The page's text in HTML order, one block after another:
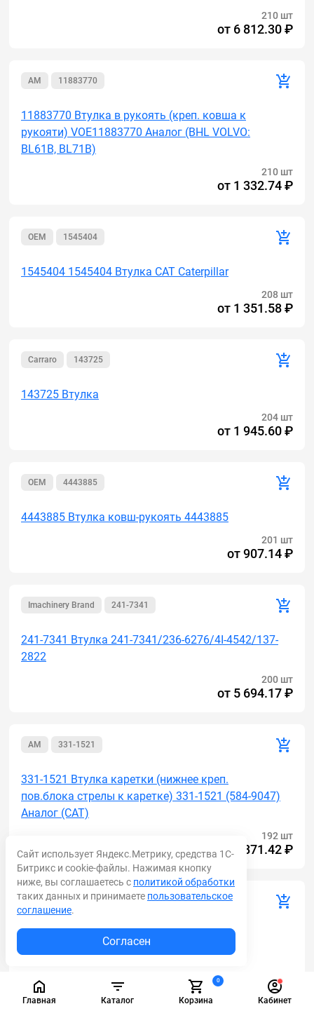
Главная Каталог
0
Корзина Кабинет
210 шт
от 6 812.30 ₽
AM 11883770
11883770 Втулка в рукоять (креп. ковша к
рукояти) VOE11883770 Аналог (BHL VOLVO:
BL61B, BL71B)
210 шт
от 1 332.74 ₽
OEM 1545404
1545404 1545404 Втулка CAT Caterpillar
208 шт
от 1 351.58 ₽
Carraro 143725
143725 Втулка
204 шт
от 1 945.60 ₽
OEM 4443885
4443885 Втулка ковш-рукоять 4443885
201 шт
от907.14 ₽
Imachinery Brand 241-7341
241-7341 Втулка 241-7341/236-6276/4I-4542/137-
2822
200 шт
от 5 694.17 ₽
AM 331-1521
331-1521 Втулка каретки (нижнее креп.
пов.блока стрелы к каретке) 331-1521 (584-9047)
Аналог (САТ)
192 шт
от 1 871.42 ₽
AM 15606200
15606200 Втулка в раму 15606200 (Аналог
(Volvo)) BL61 PLUS, BL71 PLUS
от 3 714.88 ₽
Сайт использует Яндекс.Метрику, средства 1С-
Битрикс и cookie-файлы. Нажимая кнопку
ниже, вы соглашаетесь с политикой обработки
таких данных и принимаете пользовательское
соглашение.
Согласен